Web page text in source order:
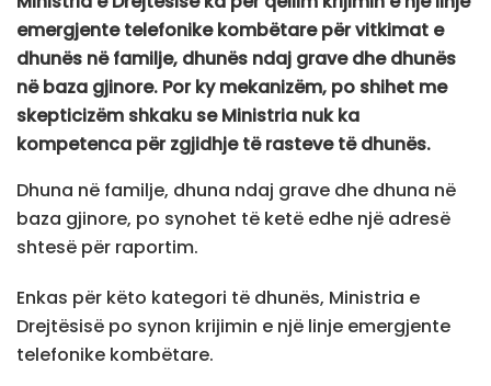
emergjente telefonike kombëtare për vitkimat e
dhunës në familje, dhunës ndaj grave dhe dhunës
në baza gjinore. Por ky mekanizëm, po shihet me
skepticizëm shkaku se Ministria nuk ka
kompetenca për zgjidhje të rasteve të dhunës.
Dhuna në familje, dhuna ndaj grave dhe dhuna në
baza gjinore, po synohet të ketë edhe një adresë
shtesë për raportim.
Enkas për këto kategori të dhunës, Ministria e
Drejtësisë po synon krijimin e një linje emergjente
telefonike kombëtare.